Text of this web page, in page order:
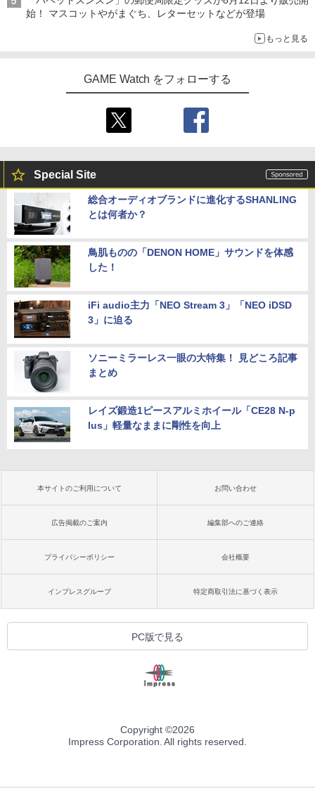
始！ マスコットやがまぐち、レターセットなどが登場
もっと見る
GAME Watch をフォローする
Special Site
総合オーディオブランドに進化するSHANLING
とは何者か？
鳥肌ものの「DENON HOME」サウンドを体感
した！
iFi audio主力「NEO Stream 3」「NEO iDSD
3」に迫る
ソニーミラーレス一眼の大特集！ 見どころ記事
まとめ
レイズ鍛造1ピースアルミホイール「CE28 N-p
lus」軽量なままに剛性を向上
本サイトのご利用について お問い合わせ
広告掲載のご案内 編集部へのご連絡
プライバシーポリシー 会社概要
インプレスグループ 特定商取引法に基づく表示
PC版で見る
Copyright ©2026
Impress Corporation. All rights reserved.